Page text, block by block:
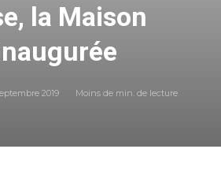
la Maison
2019 Moins de min. de lecture